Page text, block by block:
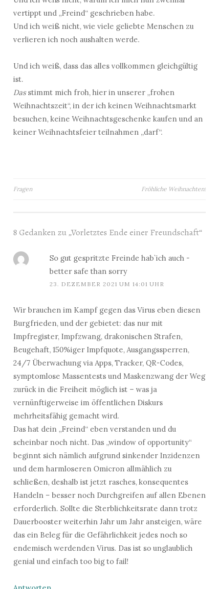
vertippt und „Freind“ geschrieben habe.
Und ich weiß nicht, wie viele geliebte Menschen zu
verlieren ich noch aushalten werde.
Und ich weiß, dass das alles vollkommen gleichgültig
ist.
Dasstimmt mich froh, hier in unserer „frohen
Weihnachtszeit“, in der ich keinen Weihnachtsmarkt
besuchen, keine Weihnachtsgeschenke kaufen und an
keiner Weihnachtsfeier teilnahmen „darf“.
Beitragsnavigation
Fragen Fröhliche Weihnachten!
8 Gedanken zu „Vorletztes Ende einer Freundschaft“
So gut gespritzte Freinde hab`ich auch -
better safe than sorry
23. DEZEMBER 2021 UM 14:01 UHR
Wir brauchen im Kampf gegen das Virus eben diesen
Burgfrieden, und der gebietet: das nur mit
Impfregister, Impfzwang, drakonischen Strafen,
Beugehaft, 150%iger Impfquote, Ausgangssperren,
24/7 Überwachung via Apps, Tracker, QR-Codes,
symptomlose Massentests und Maskenzwang der Weg
zurück in die Freiheit möglich ist – was ja
vernünftigerweise im öffentlichen Diskurs
mehrheitsfähig gemacht wird.
Das hat dein „Freind“ eben verstanden und du
scheinbar noch nicht. Das „window of opportunity“
beginnt sich nämlich aufgrund sinkender Inzidenzen
und dem harmloseren Omicron allmählich zu
schließen, deshalb ist jetzt rasches, konsequentes
Handeln – besser noch Durchgreifen auf allen Ebenen
erforderlich. Sollte die Sterblichkeitsrate dann trotz
Dauerbooster weiterhin Jahr um Jahr ansteigen, wäre
das ein Beleg für die Gefährlichkeit jedes noch so
endemisch werdenden Virus. Das ist so unglaublich
genial und einfach too big to fail!